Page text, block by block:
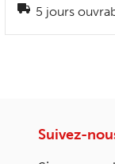
5 jours
Suivez-